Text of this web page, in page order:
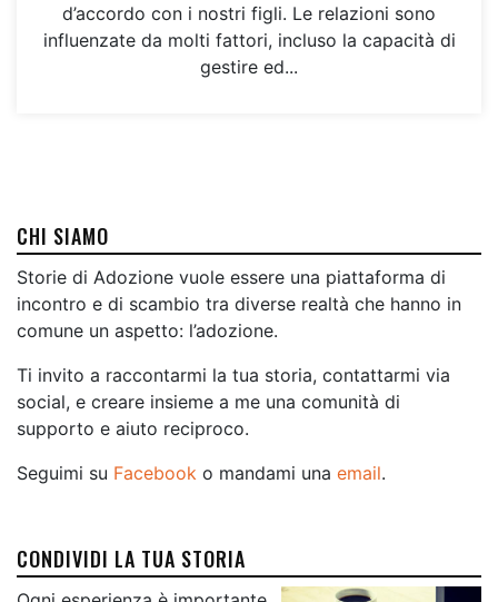
d’accordo con i nostri figli. Le relazioni sono
influenzate da molti fattori, incluso la capacità di
gestire ed...
CHI SIAMO
Storie di Adozione vuole essere una piattaforma di
incontro e di scambio tra diverse realtà che hanno in
comune un aspetto: l’adozione.
Ti invito a raccontarmi la tua storia, contattarmi via
social, e creare insieme a me una comunità di
supporto e aiuto reciproco.
Seguimi su Facebook o mandami una email.
CONDIVIDI LA TUA STORIA